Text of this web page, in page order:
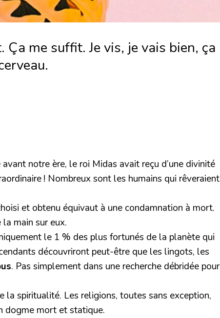
me suffit. Je vis, je vais bien, ça
notre ère, le roi Midas avait reçu d’une divinité
! Nombreux sont les humains qui rêveraient
et obtenu équivaut à une condamnation à mort.
main sur eux.
le 1 % des plus fortunés de la planète qui
découvriront peut-être que les lingots, les
. Pas simplement dans une recherche débridée pour
la spiritualité. Les religions, toutes sans exception,
dogme mort et statique.